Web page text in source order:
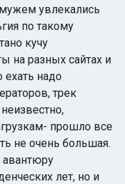
океан
увлекались
по такому
кучу
на разных сайтах и
ехать надо
трек
прошло все
не очень большая.
лет, но и